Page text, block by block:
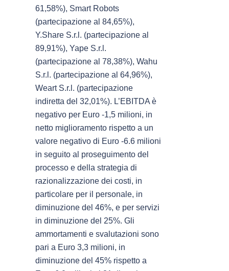
61,58%), Smart Robots
(partecipazione al 84,65%),
Y.Share S.r.l. (partecipazione al
89,91%), Yape S.r.l.
(partecipazione al 78,38%), Wahu
S.r.l. (partecipazione al 64,96%),
Weart S.r.l. (partecipazione
indiretta del 32,01%). L’EBITDA è
negativo per Euro -1,5 milioni, in
netto miglioramento rispetto a un
valore negativo di Euro -6.6 milioni
in seguito al proseguimento del
processo e della strategia di
razionalizzazione dei costi, in
particolare per il personale, in
diminuzione del 46%, e per servizi
in diminuzione del 25%. Gli
ammortamenti e svalutazioni sono
pari a Euro 3,3 milioni, in
diminuzione del 45% rispetto a